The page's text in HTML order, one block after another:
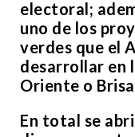
electoral;
uno de los
verdes que el
desarrollar en
Oriente o
En total se